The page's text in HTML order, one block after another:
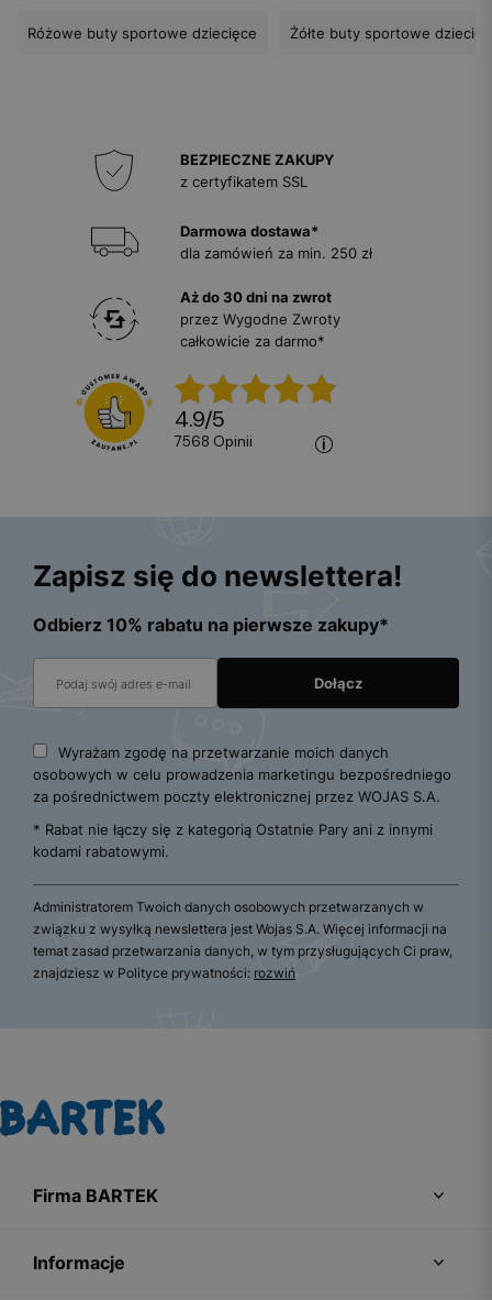
Różowe buty sportowe dziecięce Żółte buty sportowe
BEZPIECZNE ZAKUPY
z certyfikatem SSL
Darmowa dostawa*
dla zamówień za min. 250 zł
Aż do 30 dni na zwrot
przez Wygodne Zwroty
całkowicie za darmo*
4.9/5
7568 opinii
Zapisz się do newslettera!
Odbierz 10% rabatu na pierwsze zakupy*
Wyrażam zgodę na przetwarzanie moich danych
osobowych w celu prowadzenia marketingu bezpośredniego
za pośrednictwem poczty elektronicznej przez WOJAS S.A.
* Rabat nie łączy się z kategorią Ostatnie Pary ani z innymi
kodami rabatowymi.
Administratorem Twoich danych osobowych przetwarzanych w
związku z wysyłką newslettera jest Wojas S.A. Więcej informacji na
temat zasad przetwarzania danych, w tym przysługujących Ci praw,
znajdziesz w Polityce prywatności: rozwiń
Firma BARTEK
Informacje